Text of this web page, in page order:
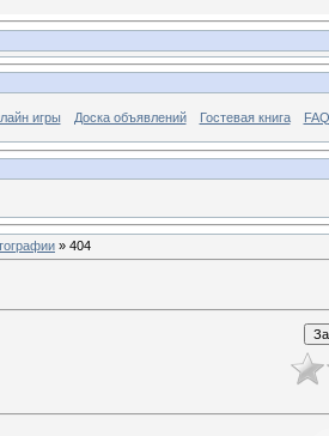
игры Доска объявлений Гостевая книга
» 404